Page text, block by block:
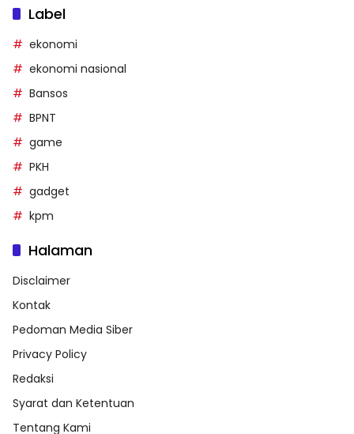
Label
ekonomi
ekonomi nasional
Bansos
BPNT
game
PKH
gadget
kpm
Halaman
Disclaimer
Kontak
Pedoman Media Siber
Privacy Policy
Redaksi
Syarat dan Ketentuan
Tentang Kami